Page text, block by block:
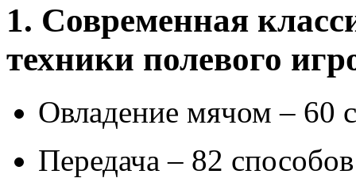
1. Современная
техники полевого
Овладение мячом – 60
Передача – 82 способов